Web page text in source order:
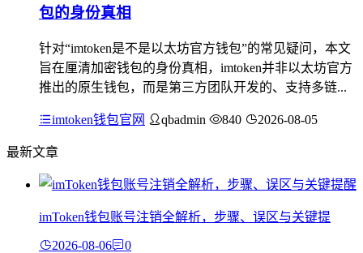
包的身份真相
针对“imtoken是不是以太坊官方钱包”的常见疑问，本文
旨在厘清加密钱包的身份真相，imtoken并非以太坊官方
推出的原生钱包，而是第三方团队开发的、支持多链...
imtoken钱包官网 qbadmin 840 2026-08-05
最新文章
imToken钱包账号注销全解析，步骤、误区与关键提
2026-08-06 0